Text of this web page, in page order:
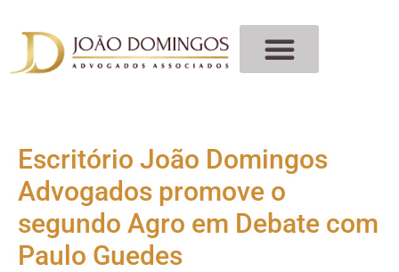
Escritório João Domingos
Advogados promove o
segundo Agro em Debate com
Paulo Guedes